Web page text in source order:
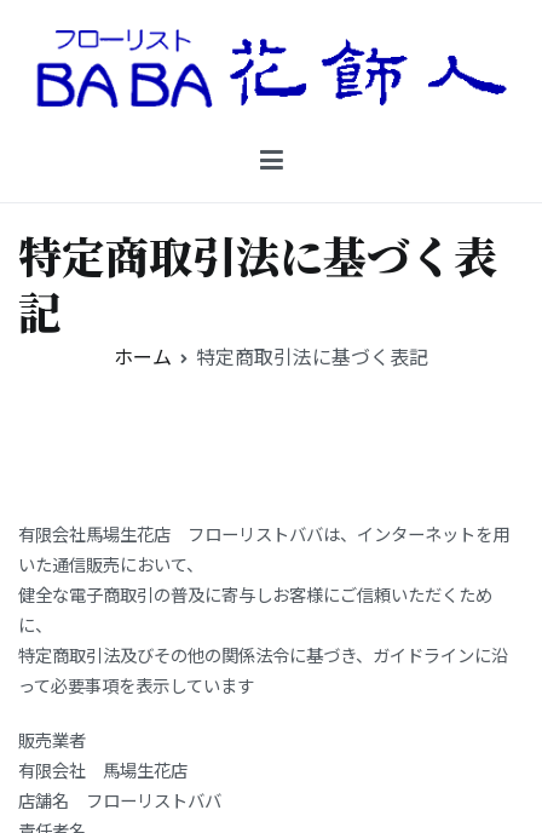
特定商取引法に基づく表
記
ホーム 特定商取引法に基づく表記
有限会社馬場生花店 フローリストババは、インターネットを用
いた通信販売において、
健全な電子商取引の普及に寄与しお客様にご信頼いただくため
に、
特定商取引法及びその他の関係法令に基づき、ガイドラインに沿
って必要事項を表示しています
販売業者
有限会社 馬場生花店
店舗名 フローリストババ